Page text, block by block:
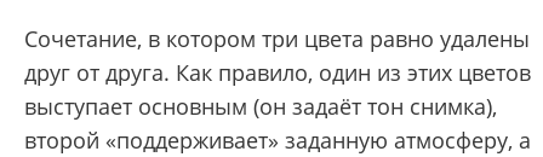
Сочетание, в котором три цвета равно удалены
друг от друга. Как правило, один из этих цветов
выступает основным (он задаёт тон снимка),
второй «поддерживает» заданную атмосферу, а